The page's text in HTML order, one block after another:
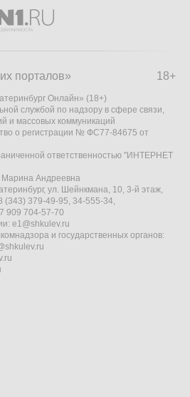
18+
порталов»
Онлайн» (18+)
службой по надзору в сфере связи,
и массовых коммуникаций
о регистрации № ФС77-84675 от
ответственностью "ИНТЕРНЕТ
Марина Андреевна
ул. Шейнкмана, 10, 3-й этаж,
(343) 379-49-95, 34-555-34,
909 704-57-70
e1@shkulev.ru
и государственных органов: